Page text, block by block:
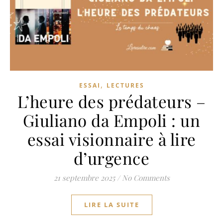
ESSAI , LECTURES
L’heure des prédateurs –
Giuliano da Empoli : un
essai visionnaire à lire
d’urgence
21 septembre 2025 / No Comments
LIRE LA SUITE